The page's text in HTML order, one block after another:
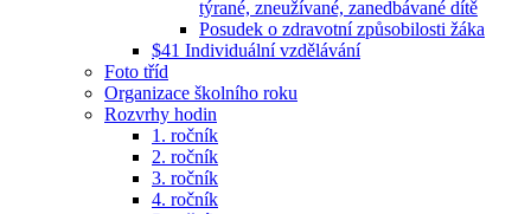
týrané, zneužívané, zanedbávané dítě
Posudek o zdravotní způsobilosti žáka
$41 Individuální vzdělávání
Foto tříd
Organizace školního roku
Rozvrhy hodin
1. ročník
2. ročník
3. ročník
4. ročník